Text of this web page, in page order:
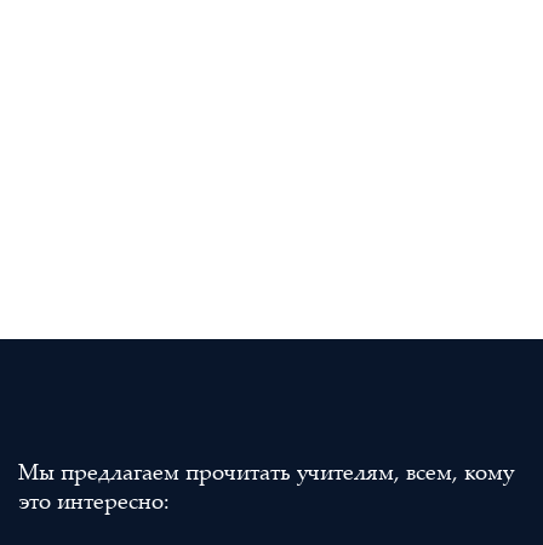
Мы предлагаем прочитать учителям, всем, кому
это интересно: